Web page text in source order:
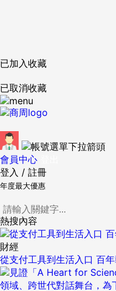
已加入收藏
已取消收藏
會員中心
登入 / 註冊
年度最大優惠
熱搜內容
財經
從支付工具到生活入口 百